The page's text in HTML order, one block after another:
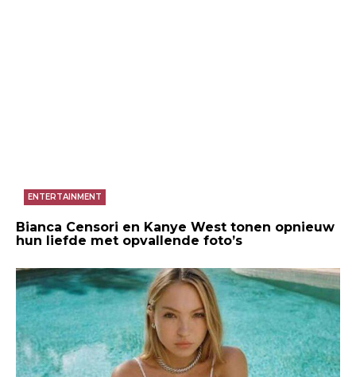
ENTERTAINMENT
Bianca Censori en Kanye West tonen opnieuw
hun liefde met opvallende foto’s